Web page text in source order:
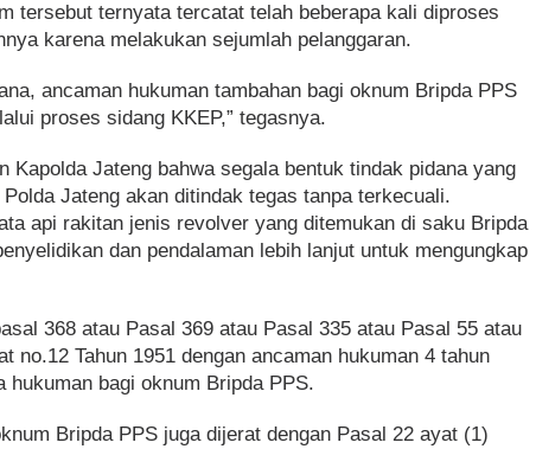
tersebut ternyata tercatat telah beberapa kali diproses
karena melakukan sejumlah pelanggaran.
ancaman hukuman tambahan bagi oknum Bripda PPS
proses sidang KKEP,” tegasnya.
Kapolda Jateng bahwa segala bentuk tindak pidana yang
Jateng akan ditindak tegas tanpa terkecuali.
api rakitan jenis revolver yang ditemukan di saku Bripda
dan pendalaman lebih lanjut untuk mengungkap
368 atau Pasal 369 atau Pasal 335 atau Pasal 55 atau
no.12 Tahun 1951 dengan ancaman hukuman 4 tahun
hukuman bagi oknum Bripda PPS.
Bripda PPS juga dijerat dengan Pasal 22 ayat (1)